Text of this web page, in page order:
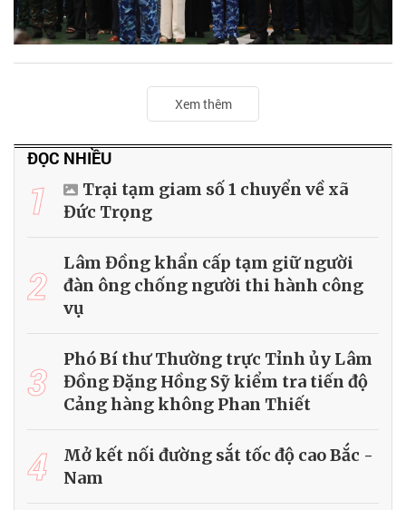
Xem thêm
ĐỌC NHIỀU
1
Trại tạm giam số 1 chuyển về xã
Đức Trọng
2
Lâm Đồng khẩn cấp tạm giữ người
đàn ông chống người thi hành công
vụ
3
Phó Bí thư Thường trực Tỉnh ủy Lâm
Đồng Đặng Hồng Sỹ kiểm tra tiến độ
Cảng hàng không Phan Thiết
4
Mở kết nối đường sắt tốc độ cao Bắc -
Nam